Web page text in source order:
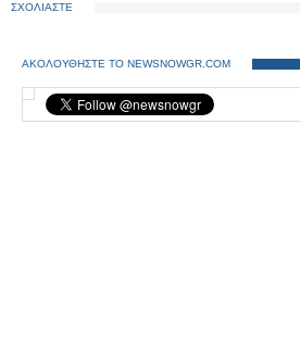
ΣΧΟΛΙΑΣΤΕ
ΑΚΟΛΟΥΘΗΣΤΕ ΤΟ NEWSNOWGR.COM